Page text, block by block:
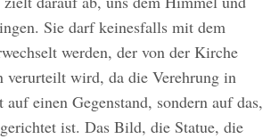
Sie darf keinesfalls mit dem
werden, der von der Kirche
verurteilt wird, da die Verehrung in
einen Gegenstand, sondern auf das,
ist. Das Bild, die Statue, die